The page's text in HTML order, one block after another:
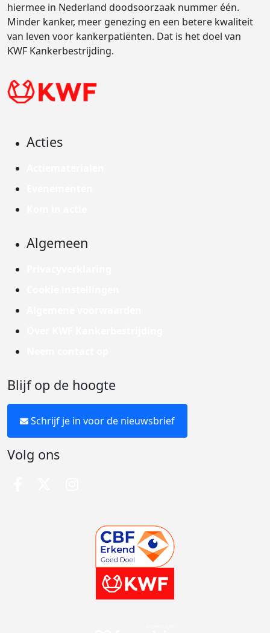
hiermee in Nederland doodsoorzaak nummer één.
Minder kanker, meer genezing en een betere kwaliteit
van leven voor kankerpatiënten. Dat is het doel van
KWF Kankerbestrijding.
Acties
Algemeen
Blijf op de hoogte
Schrijf je in voor de nieuwsbrief
Volg ons